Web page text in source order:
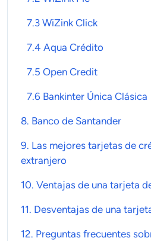
7.3 WiZink Click
7.4 Aqua Crédito
7.5 Open Credit
7.6 Bankinter Única Clásica
8. Banco de Santander
9. Las mejores tarjetas de
extranjero
10. Ventajas de una tarjeta
11. Desventajas de una
12. Preguntas frecuentes